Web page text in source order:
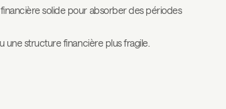
solide pour absorber des périodes
une structure financière plus fragile.